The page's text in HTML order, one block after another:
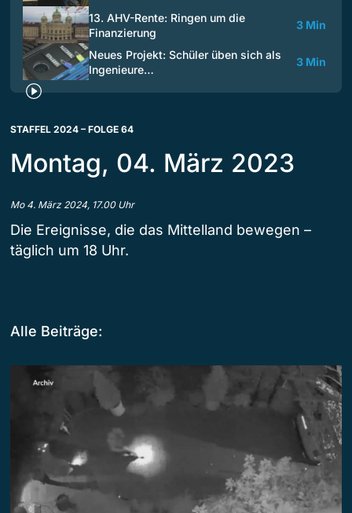
13. AHV-Rente: Ringen um die
Finanzierung
3 Min
Neues Projekt: Schüler üben sich als
Ingenieure…
3 Min
STAFFEL 2024 – FOLGE 64
Montag, 04. März 2023
Mo 4. März 2024, 17.00 Uhr
Die Ereignisse, die das Mittelland bewegen –
täglich um 18 Uhr.
Alle Beiträge: